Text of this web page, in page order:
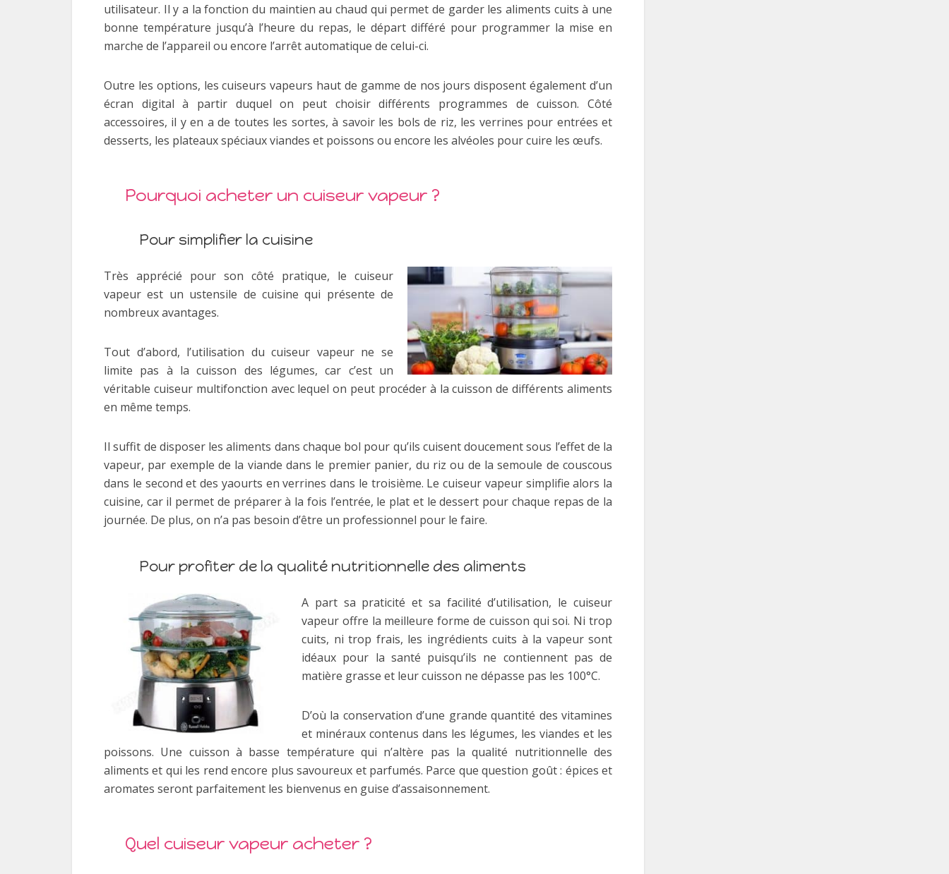
utilisateur. Il y a la fonction du maintien au chaud qui permet de garder les aliments cuits à une
bonne température jusqu’à l’heure du repas, le départ différé pour programmer la mise en
marche de l’appareil ou encore l’arrêt automatique de celui-ci.
Outre les options, les cuiseurs vapeurs haut de gamme de nos jours disposent également d’un
écran digital à partir duquel on peut choisir différents programmes de cuisson. Côté
accessoires, il y en a de toutes les sortes, à savoir les bols de riz, les verrines pour entrées et
desserts, les plateaux spéciaux viandes et poissons ou encore les alvéoles pour cuire les œufs.
Pourquoi acheter un cuiseur vapeur ?
Pour simplifier la cuisine
Très apprécié pour son côté pratique, le cuiseur
vapeur est un ustensile de cuisine qui présente de
nombreux avantages.
Tout d’abord, l’utilisation du cuiseur vapeur ne se
limite pas à la cuisson des légumes, car c’est un
véritable cuiseur multifonction avec lequel on peut procéder à la cuisson de différents aliments
en même temps.
Il suffit de disposer les aliments dans chaque bol pour qu’ils cuisent doucement sous l’effet de la
vapeur, par exemple de la viande dans le premier panier, du riz ou de la semoule de couscous
dans le second et des yaourts en verrines dans le troisième. Le cuiseur vapeur simplifie alors la
cuisine, car il permet de préparer à la fois l’entrée, le plat et le dessert pour chaque repas de la
journée. De plus, on n’a pas besoin d’être un professionnel pour le faire.
Pour profiter de la qualité nutritionnelle des aliments
A part sa praticité et sa facilité d’utilisation, le cuiseur
vapeur offre la meilleure forme de cuisson qui soi. Ni trop
cuits, ni trop frais, les ingrédients cuits à la vapeur sont
idéaux pour la santé puisqu’ils ne contiennent pas de
matière grasse et leur cuisson ne dépasse pas les 100°C.
D’où la conservation d’une grande quantité des vitamines
et minéraux contenus dans les légumes, les viandes et les
poissons. Une cuisson à basse température qui n’altère pas la qualité nutritionnelle des
aliments et qui les rend encore plus savoureux et parfumés. Parce que question goût : épices et
aromates seront parfaitement les bienvenus en guise d’assaisonnement.
Quel cuiseur vapeur acheter ?